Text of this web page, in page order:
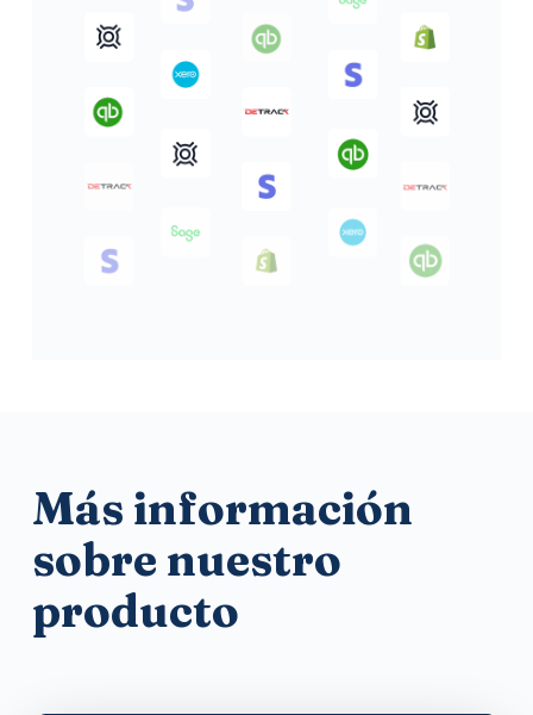
Más información
sobre nuestro
producto